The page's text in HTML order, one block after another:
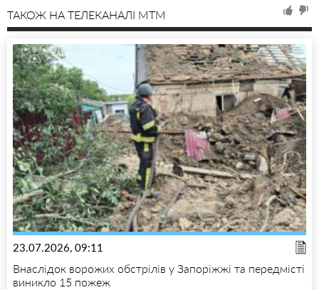
ТАКОЖ НА ТЕЛЕКАНАЛІ MTM
23.07.2026, 09:11
Внаслідок ворожих обстрілів у Запоріжжі та передмісті
виникло 15 пожеж